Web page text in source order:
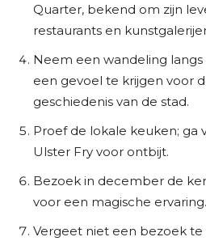
Quarter, bekend om zijn
restaurants en
Neem een wandeling
een gevoel te krijgen voor
geschiedenis van de stad.
Proef de lokale keuken; ga
Ulster Fry voor ontbijt.
Bezoek in december de
voor een magische ervaring.
Vergeet niet een bezoek